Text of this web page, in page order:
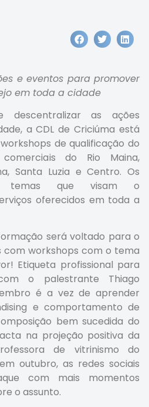
e eventos para promover
em toda a cidade
as ações
a CDL de Criciúma está
de qualificação do
do Rio Maina,
Santa Luzia e Centro. Os
temas que visam o
oferecidos em toda a
será voltado para o
workshops com o tema
Etiqueta profissional para
o palestrante Thiago
é a vez de aprender
e comportamento de
bem sucedida do
na projeção positiva da
de vitrinismo do
outubro, as redes sociais
com mais momentos
o assunto.